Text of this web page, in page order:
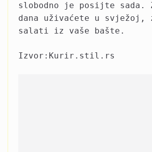
slobodno je posijte sada.
dana uživaćete u svježoj,
salati iz vaše bašte.
Izvor:Kurir.stil.rs